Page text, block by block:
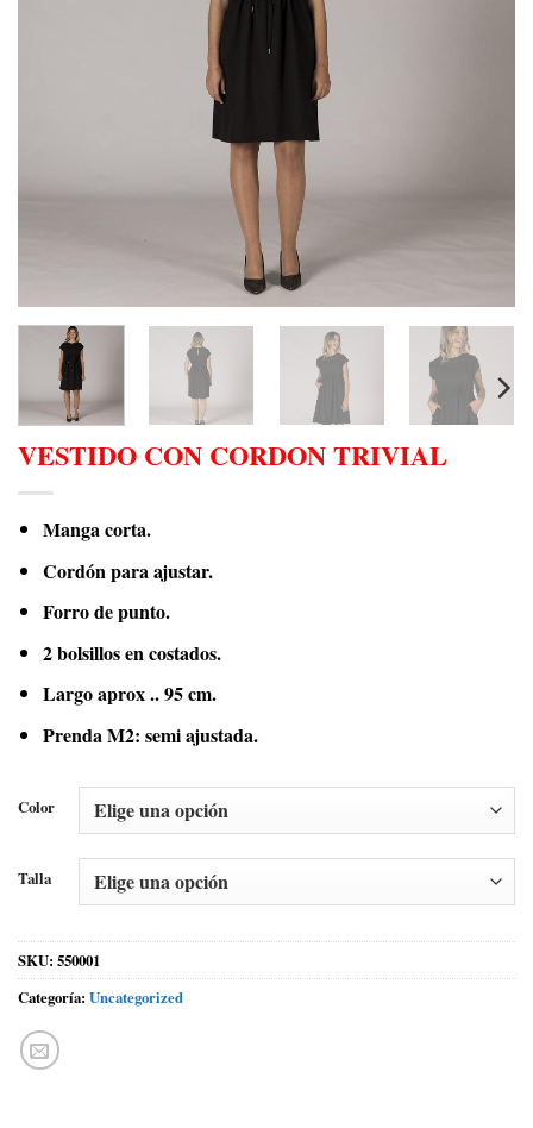
VESTIDO CON CORDON TRIVIAL
Manga corta.
Cordón para ajustar.
Forro de punto.
2 bolsillos en costados.
Largo aprox .. 95 cm.
Prenda M2: semi ajustada.
Color
Talla
SKU: 550001
Categoría: Uncategorized